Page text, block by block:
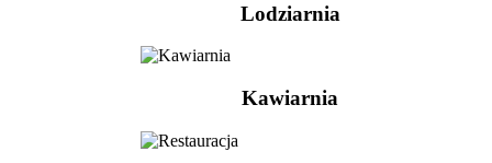
Lodziarnia
Kawiarnia